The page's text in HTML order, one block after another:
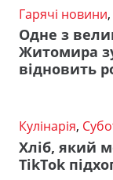
Гарячі новини,
Одне з
Житомира
відновить
Кулінарія,
Хліб, який
TikTok